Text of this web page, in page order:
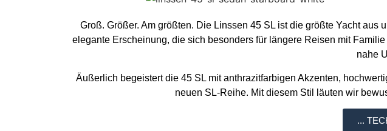
Groß. Größer. Am größten. Die Linssen 45 SL ist die größte Yacht
elegante Erscheinung, die sich besonders für längere Reisen mit
nahe
Äußerlich begeistert die 45 SL mit anthrazitfarbigen Akzenten,
neuen SL-Reihe. Mit diesem Stil läuten wir
...